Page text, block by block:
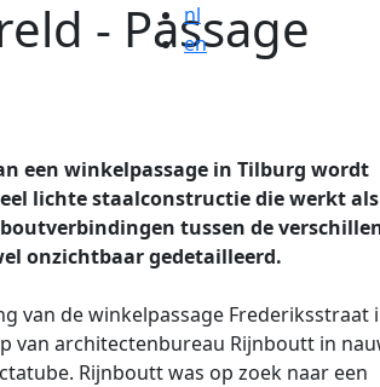
nl
en
- Passage
een winkelpassage in Tilburg wordt
lichte staalconstructie die werkt als
tussen de
onzichtbaar gedetailleerd.
van de winkelpassage Frederiksstraat
van architectenbureau Rijnboutt in
Rijnboutt was op zoek naar een